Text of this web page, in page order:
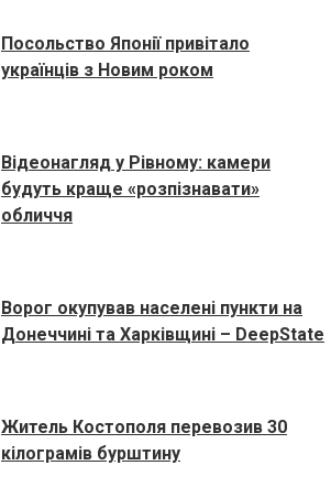
Посольство Японії привітало
українців з Новим роком
Відеонагляд у Рівному: камери
будуть краще «розпізнавати»
обличчя
Ворог окупував населені пункти на
Донеччині та Харківщині – DeepState
Житель Костополя перевозив 30
кілограмів бурштину